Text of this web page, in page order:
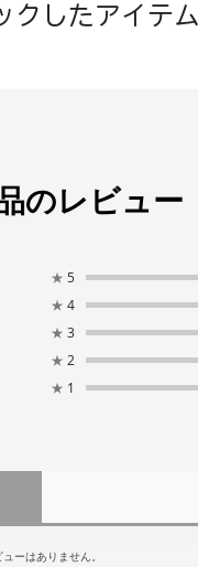
クしたアイテム
のレビュー
★ 5
★ 4
★ 3
★ 2
★ 1
ューはありません。